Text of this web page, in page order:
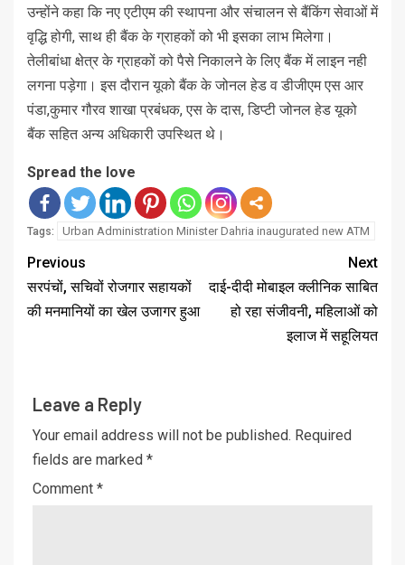
उन्होंने कहा कि नए एटीएम की स्थापना और संचालन से बैंकिंग सेवाओं में
वृद्धि होगी, साथ ही बैंक के ग्राहकों को भी इसका लाभ मिलेगा।
तेलीबांधा क्षेत्र के ग्राहकों को पैसे निकालने के लिए बैंक में लाइन नही
लगना पड़ेगा। इस दौरान यूको बैंक के जोनल हेड व डीजीएम एस आर
पंडा,कुमार गौरव शाखा प्रबंधक, एस के दास, डिप्टी जोनल हेड यूको
बैंक सहित अन्य अधिकारी उपस्थित थे।
Spread the love
Tags: Urban Administration Minister Dahria inaugurated new ATM
Previous
सरपंचों, सचिवों रोजगार सहायकों
की मनमानियों का खेल उजागर हुआ
Next
दाई-दीदी मोबाइल क्लीनिक साबित
हो रहा संजीवनी, महिलाओं को
इलाज में सहूलियत
Leave a Reply
Your email address will not be published. Required
fields are marked *
Comment *